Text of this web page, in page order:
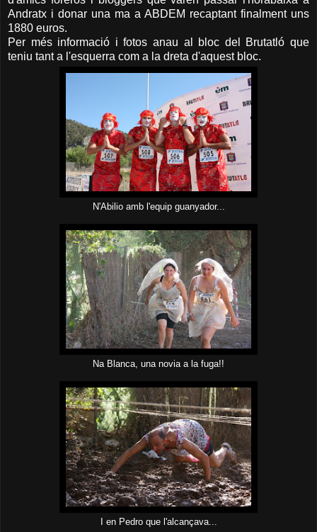
Andratx i donar una ma a ABDEM recaptant finalment uns
1880 euros.
Per més informació i fotos anau al bloc del Brutatló que
teniu tant a l'esquerra com a la dreta d'aquest bloc.
N'Abilio amb l'equip guanyador...
Na Blanca, una novia a la fuga!!
I en Pedro que l'alcançava...